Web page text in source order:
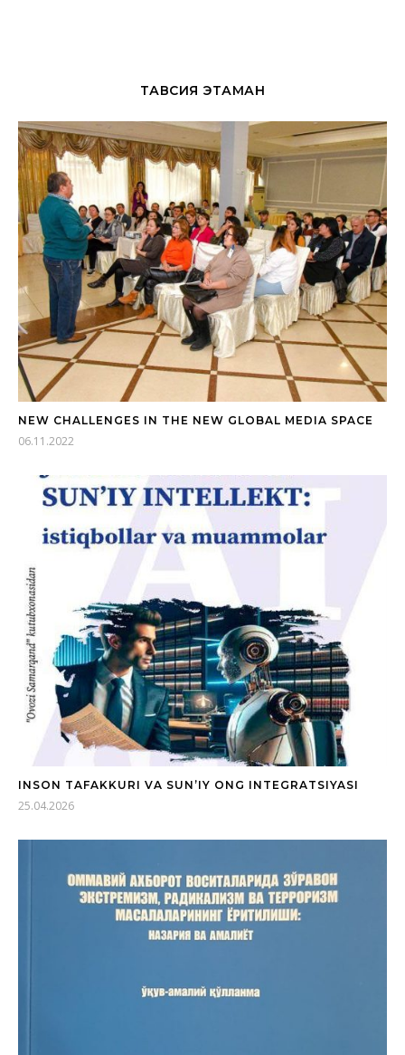
ТАВСИЯ ЭТАМАН
NEW CHALLENGES IN THE NEW GLOBAL MEDIA SPACE
06.11.2022
INSON TAFAKKURI VA SUN’IY ONG INTEGRATSIYASI
25.04.2026